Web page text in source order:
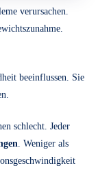
verursachen.
beeinflussen. Sie
schlecht. Jeder
. Weniger als